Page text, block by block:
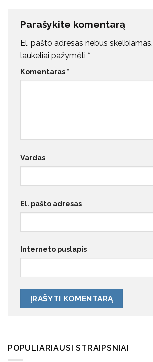
Parašykite komentarą
El. pašto adresas nebus skelbiamas.
laukeliai pažymėti *
Komentaras *
Vardas
El. pašto adresas
Interneto puslapis
POPULIARIAUSI STRAIPSNIAI